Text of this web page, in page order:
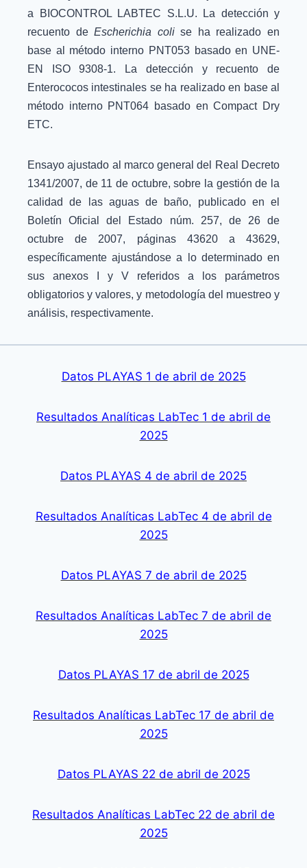
a BIOCONTROL LABTEC S.L.U. La detección y
recuento deEscherichia colise ha realizado en
base al método interno PNT053 basado en UNE-
EN ISO 9308-1. La detección y recuento de
Enterococos intestinales se ha realizado en base al
método interno PNT064 basado en Compact Dry
ETC.
Ensayo ajustado al marco general del Real Decreto
1341/2007, de 11 de octubre, sobre la gestión de la
calidad de las aguas de baño, publicado en el
Boletín Oficial del Estado núm. 257, de 26 de
octubre de 2007, páginas 43620 a 43629,
específicamente ajustándose a lo determinado en
sus anexos I y V referidos a los parámetros
obligatorios y valores, y metodología del muestreo y
análisis, respectivamente.
Datos PLAYAS 1 de abril de 2025
Resultados Analíticas LabTec 1 de abril de
2025
Datos PLAYAS 4 de abril de 2025
Resultados Analíticas LabTec 4 de abril de
2025
Datos PLAYAS 7 de abril de 2025
Resultados Analíticas LabTec 7 de abril de
2025
Datos PLAYAS 17 de abril de 2025
Resultados Analíticas LabTec 17 de abril de
2025
Datos PLAYAS 22 de abril de 2025
Resultados Analíticas LabTec 22 de abril de
2025